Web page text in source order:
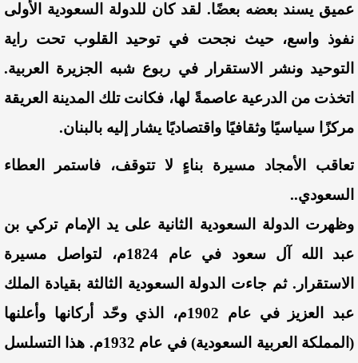
عميق يسند بعضه بعضًا. لقد كان للدولة السعودية الأولى
نفوذ واسع، حيث نجحت في توحيد القلوب تحت راية
التوحيد ونشر الاستقرار في ربوع شبه الجزيرة العربية.
اتخذت من الدرعية عاصمةً لها، فكانت تلك المدينة العريقة
مركزًا سياسيًا وثقافيًا واقتصاديًا يشار إليه بالبنان.
​تعاقب الأمجاد مسيرة بناءٍ لا تتوقف، فاستمر العطاء
السعودي..
وظهرت الدولة السعودية الثانية على يد الإمام تركي بن
عبد الله آل سعود في عام 1824م، لتواصل مسيرة
الاستقرار. ثم جاءت الدولة السعودية الثالثة بقيادة الملك
عبد العزيز في عام 1902م، الذي وحّد أركانها وأعلنها
(المملكة العربية السعودية) في عام 1932م. هذا التسلسل